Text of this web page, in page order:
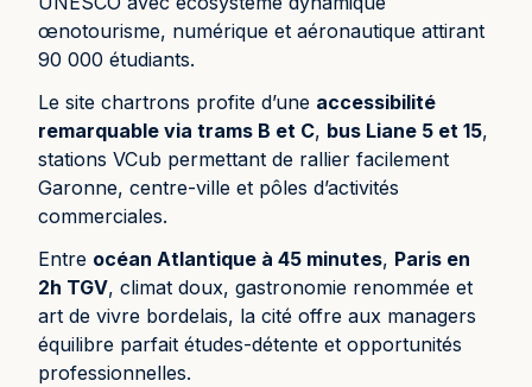
œnotourisme, numérique et aéronautique attirant
90 000 étudiants.
Le site chartrons profite d’une accessibilité
remarquable via trams B et C, bus Liane 5 et 15,
stations VCub permettant de rallier facilement
Garonne, centre-ville et pôles d’activités
commerciales.
Entre océan Atlantique à 45 minutes, Paris en
2h TGV, climat doux, gastronomie renommée et
art de vivre bordelais, la cité offre aux managers
équilibre parfait études-détente et opportunités
professionnelles.